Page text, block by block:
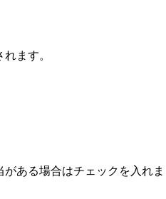
ます。
ある場合はチェックを入れま